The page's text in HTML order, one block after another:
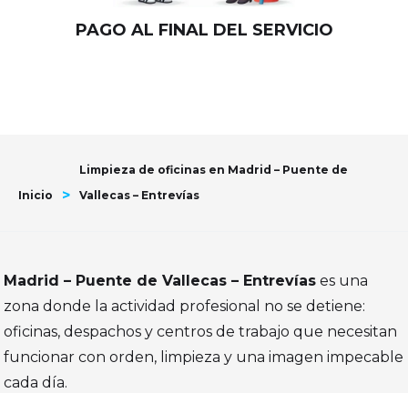
PAGO AL FINAL DEL SERVICIO
Inicio >
Limpieza de oficinas en Madrid – Puente de
Vallecas – Entrevías
Madrid – Puente de Vallecas – Entrevías es una
zona donde la actividad profesional no se detiene:
oficinas, despachos y centros de trabajo que necesitan
funcionar con orden, limpieza y una imagen impecable
cada día.